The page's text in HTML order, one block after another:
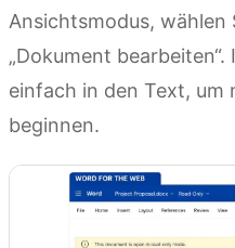
Ansichtsmodus, wählen
„Dokument
einfach in den Text, um
beginnen.